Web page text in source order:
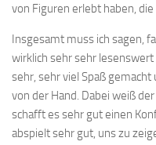
von Figuren erlebt haben,
Insgesamt muss ich sagen,
wirklich sehr sehr
sehr, sehr viel Spaß
von der Hand. Dabei weiß
schafft es sehr gut einen
abspielt sehr gut, uns zu